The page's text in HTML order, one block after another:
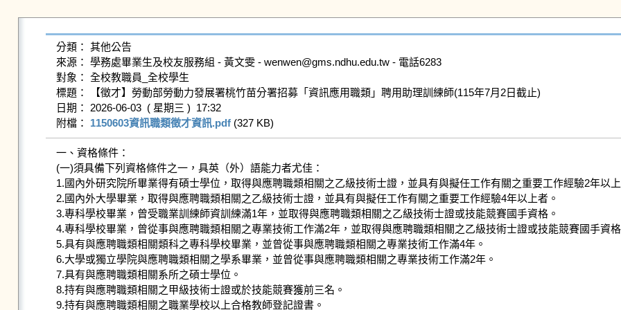
分類： 其他公告
來源： 學務處畢業生及校友服務組 - 黃文雯 - wenwen@gms.ndhu.edu.tw - 電話6283
對象： 全校教職員_全校學生
標題： 【徵才】勞動部勞動力發展署桃竹苗分署招募「資訊應用職類」聘用助理訓練師(115年7月2日截止)
日期： 2026-06-03  ( 星期三 )  17:32
附檔： 1150603資訊職類徵才資訊.pdf (327 KB)
一、資格條件：
(一)須具備下列資格條件之一，具英（外）語能力者尤佳：
1.國內外研究院所畢業得有碩士學位，取得與應聘職類相關之乙級技術士證，並具有與擬任工作有關之重要工作經驗2年以上
2.國內外大學畢業，取得與應聘職類相關之乙級技術士證，並具有與擬任工作有關之重要工作經驗4年以上者。
3.專科學校畢業，曾受職業訓練師資訓練滿1年，並取得與應聘職類相關之乙級技術士證或技能競賽國手資格。
4.專科學校畢業，曾從事與應聘職類相關之專業技術工作滿2年，並取得與應聘職類相關之乙級技術士證或技能競賽國手資格
5.具有與應聘職類相關類科之專科學校畢業，並曾從事與應聘職類相關之專業技術工作滿4年。
6.大學或獨立學院與應聘職類相關之學系畢業，並曾從事與應聘職類相關之專業技術工作滿2年。
7.具有與應聘職類相關系所之碩士學位。
8.持有與應聘職類相關之甲級技術士證或於技能競賽獲前三名。
9.持有與應聘職類相關之職業學校以上合格教師登記證書。